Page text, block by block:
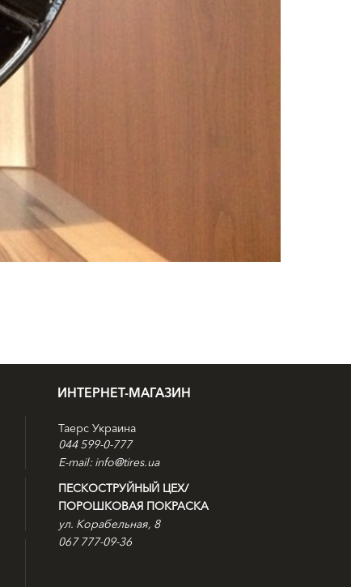
ИНТЕРНЕТ-МАГАЗИН
Таерс Украина
044 599-0-777
E-mail: info@tires.ua
ПЕСКОСТРУЙНЫЙ ЦЕХ/
ПОРОШКОВАЯ ПОКРАСКА
ул. Корабельная, 8
067 777-09-36